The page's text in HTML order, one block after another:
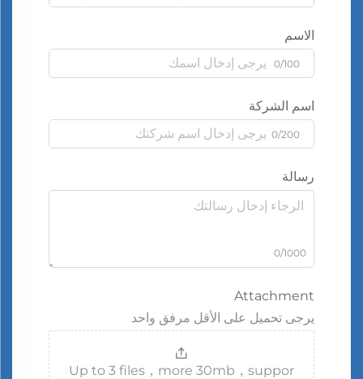
الاسم
0/100
اسم الشركة
0/200
رسالة
0/1000
Attachment
يرجى تحميل على الأقل مرفق واحد
Up to 3 files，more 30mb，suppor